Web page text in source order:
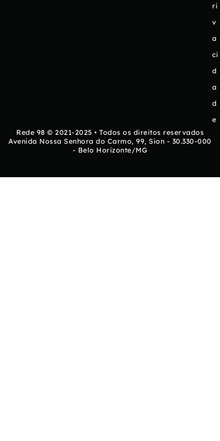
ri
v
a
ci
d
a
d
e
Rede 98 © 2021-2025 • Todos os direitos reservados
Avenida Nossa Senhora do Carmo, 99, Sion - 30.330-000
- Belo Horizonte/MG